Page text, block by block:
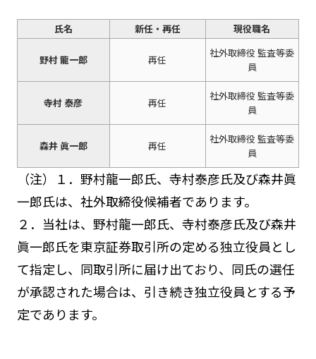
氏名 新任・再任 現役職名
野村 龍一郎 再任
社外取締役 監査等委
員
寺村 泰彦 再任
社外取締役 監査等委
員
森井 眞一郎 再任
社外取締役 監査等委
員
（注）１．野村龍一郎氏、寺村泰彦氏及び森井眞
一郎氏は、社外取締役候補者であります。
２．当社は、野村龍一郎氏、寺村泰彦氏及び森井
眞一郎氏を東京証券取引所の定める独立役員とし
て指定し、同取引所に届け出ており、同氏の選任
が承認された場合は、引き続き独立役員とする予
定であります。